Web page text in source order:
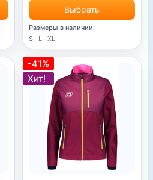
Выбрать
Размеры в наличии:
S
L XL
-41%
Хит!